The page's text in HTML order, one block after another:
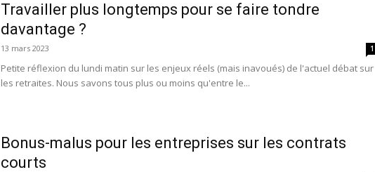
Travailler plus longtemps pour se faire tondre
davantage ?
13 mars 2023 1
Petite réflexion du lundi matin sur les enjeux réels (mais inavoués) de l'actuel débat sur
les retraites. Nous savons tous plus ou moins qu'entre le...
Bonus-malus pour les entreprises sur les contrats
courts